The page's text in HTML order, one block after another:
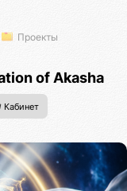
Проекты
of Akasha
Кабинет